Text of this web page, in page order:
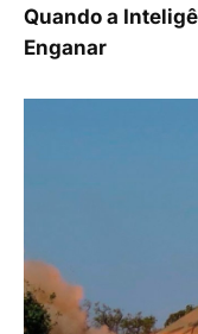
Quando a
Enganar